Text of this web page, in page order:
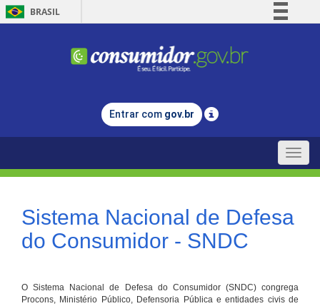
BRASIL
Comunica BR
Legislação
Entrar com gov.br
Toggle
Sistema Nacional de Defesa
do Consumidor - SNDC
O Sistema Nacional de Defesa do Consumidor (SNDC) congrega
Procons, Ministério Público, Defensoria Pública e entidades civis de